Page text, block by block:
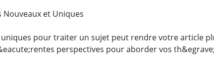
Nouveaux et Uniques
pour traiter un sujet peut rendre votre article
perspectives pour aborder vos